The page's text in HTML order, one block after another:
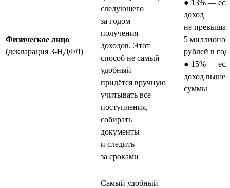
Физическое лицо
(декларация 3-НДФЛ)
следующего
за годом
получения
доходов. Этот
способ не самый
удобный —
придётся вручную
учитывать все
поступления,
собирать
документы
и следить
за сроками
● 13% —
доход
не
5 миллионов
рублей в год
● 15% —
доход выше
суммы
Самый удобный